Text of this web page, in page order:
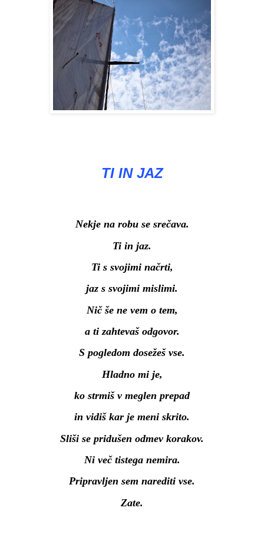
TI IN JAZ
Nekje na robu se srečava.
Ti in jaz.
Ti s svojimi načrti,
jaz s svojimi mislimi.
Nič še ne vem o tem,
a ti zahtevaš odgovor.
S pogledom dosežeš vse.
Hladno mi je,
ko strmiš v meglen prepad
in vidiš kar je meni skrito.
Sliši se pridušen odmev korakov.
Ni več tistega nemira.
Pripravljen sem narediti vse.
Zate.